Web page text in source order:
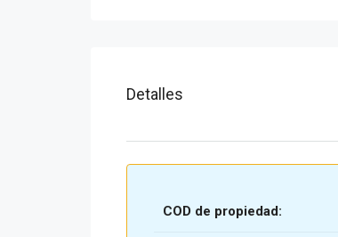
Detalles
COD de propiedad: